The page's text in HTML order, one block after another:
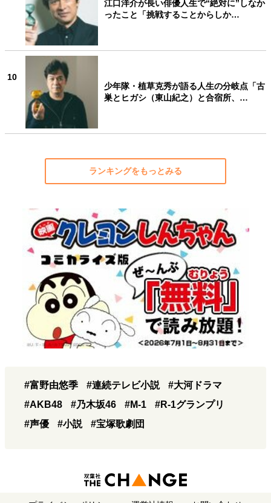
江口洋介が長い俳優人生で“絶対に”しなか
ったこと「挑戦することからしか…
10
少年隊・植草克秀が語る人生の分岐点「古
巣とヒガシ（東山紀之）と合宿所、…
ランキングをもっとみる
#富野由悠季 #連続テレビ小説
#大河ドラマ
#AKB48
#乃木坂46 #M-1
#R-1グランプリ
#声優
#小説 #宝塚歌劇団